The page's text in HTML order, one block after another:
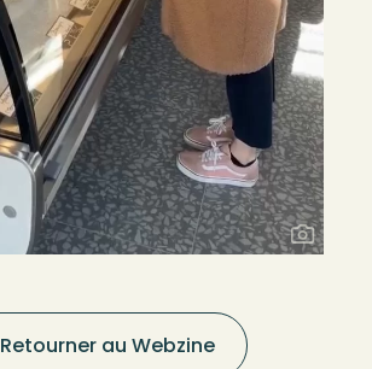
Retourner au Webzine